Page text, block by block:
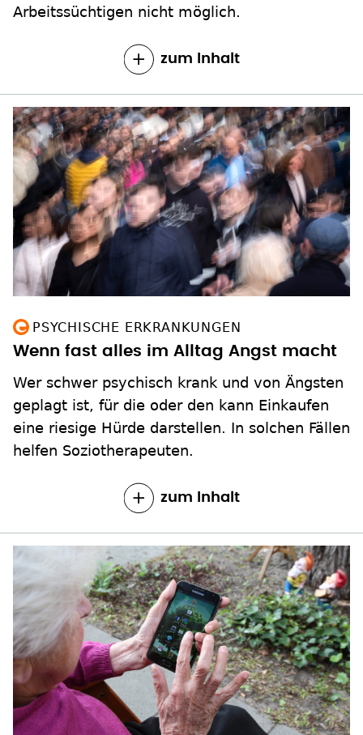
Arbeitssüchtigen nicht möglich.
zum Inhalt
PSYCHISCHE ERKRANKUNGEN
Wenn fast alles im Alltag Angst macht
Wer schwer psychisch krank und von Ängsten
geplagt ist, für die oder den kann Einkaufen
eine riesige Hürde darstellen. In solchen Fällen
helfen Soziotherapeuten.
zum Inhalt